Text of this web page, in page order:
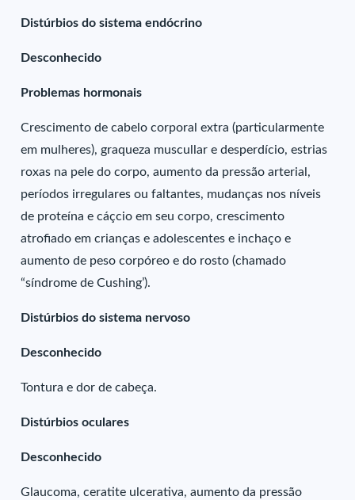
Distúrbios do sistema endócrino
Desconhecido
Problemas hormonais
Crescimento de cabelo corporal extra (particularmente
em mulheres), graqueza muscullar e desperdício, estrias
roxas na pele do corpo, aumento da pressão arterial,
períodos irregulares ou faltantes, mudanças nos níveis
de proteína e cáçcio em seu corpo, crescimento
atrofiado em crianças e adolescentes e inchaço e
aumento de peso corpóreo e do rosto (chamado
“síndrome de Cushing’).
Distúrbios do sistema nervoso
Desconhecido
Tontura e dor de cabeça.
Distúrbios oculares
Desconhecido
Glaucoma, ceratite ulcerativa, aumento da pressão